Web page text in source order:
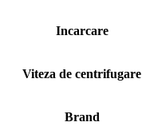
Incarcare
Viteza de centrifugare
Brand